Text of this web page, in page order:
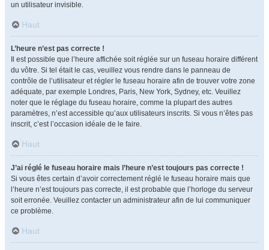
un utilisateur invisible.
Haut
L’heure n’est pas correcte !
Il est possible que l’heure affichée soit réglée sur un fuseau horaire différent
du vôtre. Si tel était le cas, veuillez vous rendre dans le panneau de
contrôle de l’utilisateur et régler le fuseau horaire afin de trouver votre zone
adéquate, par exemple Londres, Paris, New York, Sydney, etc. Veuillez
noter que le réglage du fuseau horaire, comme la plupart des autres
paramètres, n’est accessible qu’aux utilisateurs inscrits. Si vous n’êtes pas
inscrit, c’est l’occasion idéale de le faire.
Haut
J’ai réglé le fuseau horaire mais l’heure n’est toujours pas correcte !
Si vous êtes certain d’avoir correctement réglé le fuseau horaire mais que
l’heure n’est toujours pas correcte, il est probable que l’horloge du serveur
soit erronée. Veuillez contacter un administrateur afin de lui communiquer
ce problème.
Haut